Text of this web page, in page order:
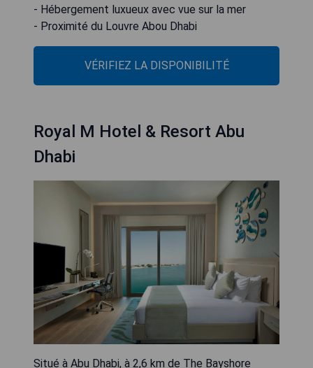
- Hébergement luxueux avec vue sur la mer
- Proximité du Louvre Abou Dhabi
VÉRIFIEZ LA DISPONIBILITÉ
Royal M Hotel & Resort Abu
Dhabi
Situé à Abu Dhabi, à 2,6 km de The Bayshore